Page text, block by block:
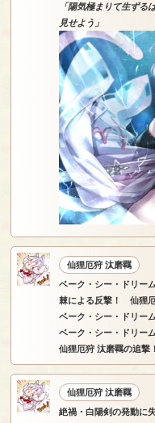
「陽気極まりて生ず
見せよう」
仙狸厄狩 汰磨羈
ベーク・シー・ドリー
棘による反撃！ 仙狸厄
ベーク・シー・ドリー
ベーク・シー・ドリー
仙狸厄狩 汰磨羈の追撃！
仙狸厄狩 汰磨羈
絶禍・白陽剣の発動に